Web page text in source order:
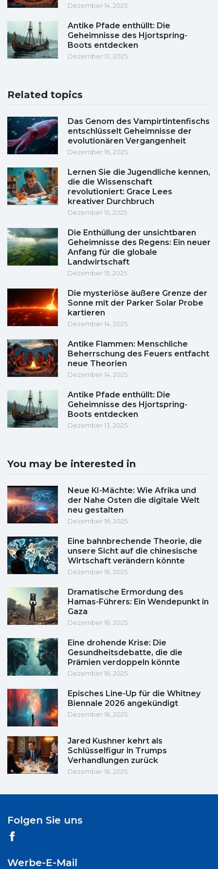
Dezember 14, 2025
Antike Pfade enthüllt: Die
Geheimnisse des Hjortspring-
Boots entdecken
Dezember 13, 2025
Related topics
Das Genom des Vampirtintenfischs
entschlüsselt Geheimnisse der
evolutionären Vergangenheit
Dezember 16, 2025
Lernen Sie die Jugendliche kennen,
die die Wissenschaft
revolutioniert: Grace Lees
kreativer Durchbruch
Dezember 15, 2025
Die Enthüllung der unsichtbaren
Geheimnisse des Regens: Ein neuer
Anfang für die globale
Landwirtschaft
Dezember 15, 2025
Die mysteriöse äußere Grenze der
Sonne mit der Parker Solar Probe
kartieren
Dezember 14, 2025
Antike Flammen: Menschliche
Beherrschung des Feuers entfacht
neue Theorien
Dezember 14, 2025
Antike Pfade enthüllt: Die
Geheimnisse des Hjortspring-
Boots entdecken
Dezember 13, 2025
You may be interested in
Neue KI-Mächte: Wie Afrika und
der Nahe Osten die digitale Welt
neu gestalten
Dezember 16, 2025
Eine bahnbrechende Theorie, die
unsere Sicht auf die chinesische
Wirtschaft verändern könnte
Dezember 16, 2025
Dramatische Ermordung des
Hamas-Führers: Ein Wendepunkt in
Gaza
Dezember 16, 2025
Eine drohende Krise: Die
Gesundheitsdebatte, die die
Prämien verdoppeln könnte
Dezember 16, 2025
Episches Line-Up für die Whitney
Biennale 2026 angekündigt
Dezember 16, 2025
Jared Kushner kehrt als
Schlüsselfigur in Trumps
Verhandlungen zurück
Dezember 16, 2025
Folgen Sie uns
Werbe-E-Mail